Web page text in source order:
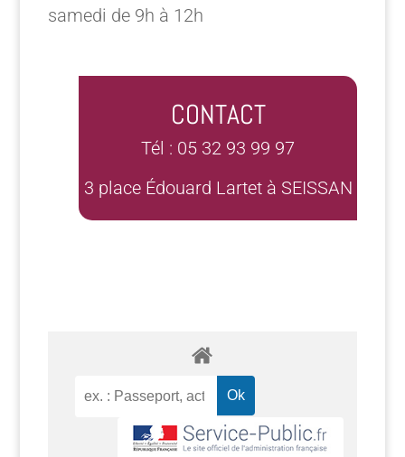
samedi de 9h à 12h
CONTACT
Tél : 05 32 93 99 97
3 place Édouard Lartet à SEISSAN